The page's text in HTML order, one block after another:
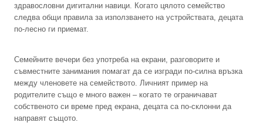
здравословни дигитални навици. Когато цялото семейство
следва общи правила за използването на устройствата, децата
по-лесно ги приемат.
Семейните вечери без употреба на екрани, разговорите и
съвместните занимания помагат да се изгради по-силна връзка
между членовете на семейството. Личният пример на
родителите също е много важен – когато те ограничават
собственото си време пред екрана, децата са по-склонни да
направят същото.